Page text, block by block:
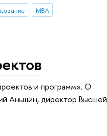
MBA
и программ». О
Аньшин, директор Высшей